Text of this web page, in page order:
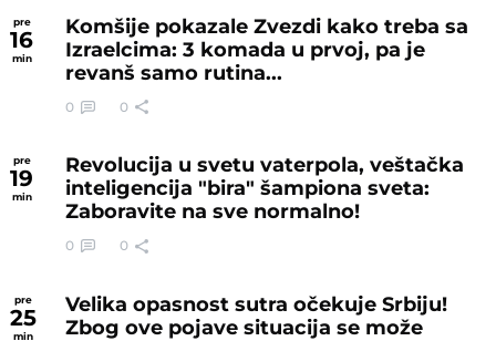
pre
16
min
Komšije pokazale Zvezdi kako treba sa
Izraelcima: 3 komada u prvoj, pa je
revanš samo rutina...
0 0
pre
19
min
Revolucija u svetu vaterpola, veštačka
inteligencija "bira" šampiona sveta:
Zaboravite na sve normalno!
0 0
pre
25
min
Velika opasnost sutra očekuje Srbiju!
Zbog ove pojave situacija se može